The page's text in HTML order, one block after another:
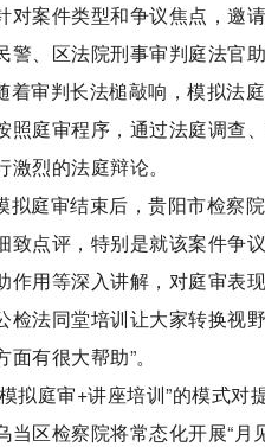
对案件类型和争议焦点，邀
警、区法院刑事审判庭法官
着审判长法槌敲响，模拟法
照庭审程序，通过法庭调查
激烈的法庭辩论。
拟庭审结束后，贵阳市检察
致点评，特别是就该案件争
作用等深入讲解，对庭审表
检法同堂培训让大家转换视
面有很大帮助”。
拟庭审+讲座培训”的模式
当区检察院将常态化开展“